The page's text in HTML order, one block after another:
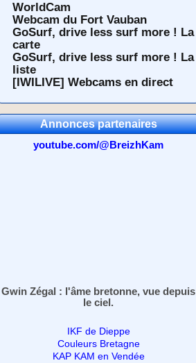
WorldCam
Webcam du Fort Vauban
GoSurf, drive less surf more ! La
carte
GoSurf, drive less surf more ! La
liste
[IWILIVE] Webcams en direct
Annonces partenaires
youtube.com/@BreizhKam
Gwin Zégal : l'âme bretonne, vue depuis
le ciel.
IKF de Dieppe
Couleurs Bretagne
KAP KAM en Vendée